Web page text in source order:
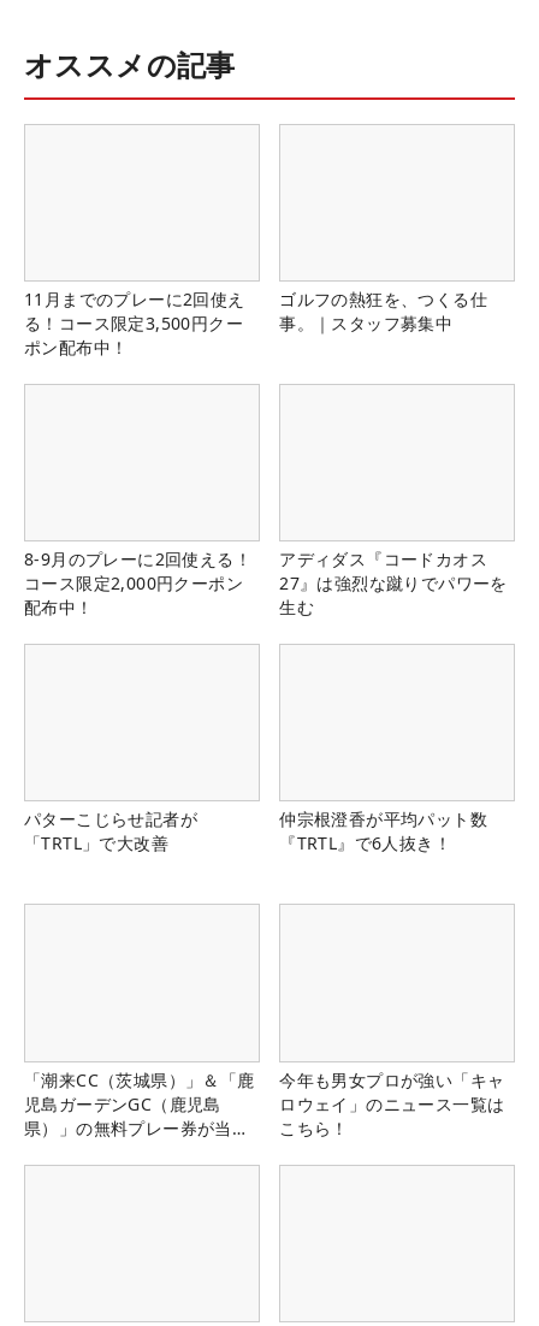
オススメの記事
11月までのプレーに2回使え
る！コース限定3,500円クー
ポン配布中！
ゴルフの熱狂を、つくる仕
事。｜スタッフ募集中
8-9月のプレーに2回使える！
コース限定2,000円クーポン
配布中！
アディダス『コードカオス
27』は強烈な蹴りでパワーを
生む
パターこじらせ記者が
「TRTL」で大改善
仲宗根澄香が平均パット数
『TRTL』で6人抜き！
「潮来CC（茨城県）」＆「鹿
児島ガーデンGC（鹿児島
県）」の無料プレー券が当た
今年も男女プロが強い「キャ
ロウェイ」のニュース一覧は
こちら！